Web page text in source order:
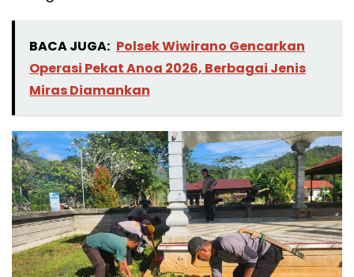
BACA JUGA: Polsek Wiwirano Gencarkan
Operasi Pekat Anoa 2026, Berbagai Jenis
Miras Diamankan